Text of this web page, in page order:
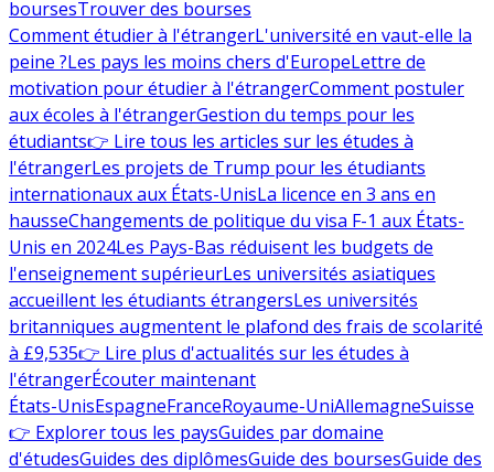
boursesTrouver des bourses
Comment étudier à l'étrangerL'université en vaut-elle la
peine ?Les pays les moins chers d'EuropeLettre de
motivation pour étudier à l'étrangerComment postuler
aux écoles à l'étrangerGestion du temps pour les
étudiants👉 Lire tous les articles sur les études à
l'étrangerLes projets de Trump pour les étudiants
internationaux aux États-UnisLa licence en 3 ans en
hausseChangements de politique du visa F-1 aux États-
Unis en 2024Les Pays-Bas réduisent les budgets de
l'enseignement supérieurLes universités asiatiques
accueillent les étudiants étrangersLes universités
britanniques augmentent le plafond des frais de scolarité
à £9,535👉 Lire plus d'actualités sur les études à
l'étrangerÉcouter maintenant
États-UnisEspagneFranceRoyaume-UniAllemagneSuisse
👉 Explorer tous les paysGuides par domaine
d'étudesGuides des diplômesGuide des boursesGuide des